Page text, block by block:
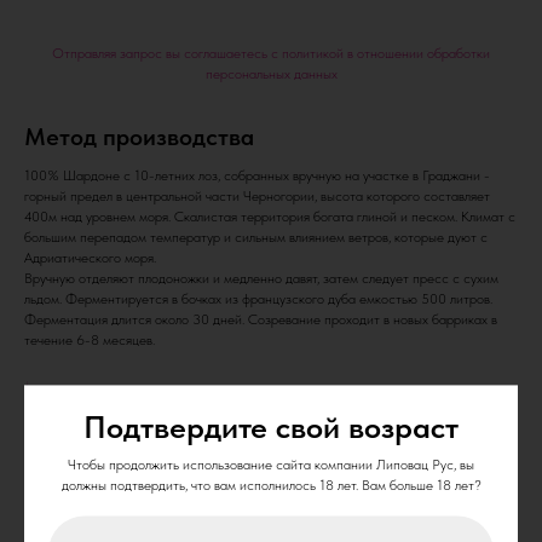
Подтвердите свой возраст
Чтобы продолжить использование сайта компании Липовац Рус, вы
должны подтвердить, что вам исполнилось 18 лет. Вам больше 18 лет?
Отправляя запрос вы соглашаетесь с политикой в отношении обработки
персональных данных
Метод производства
100% Шардоне с 10-летних лоз, собранных вручную на участке в Граджани -
горный предел в центральной части Черногории, высота которого составляет
400м над уровнем моря. Скалистая территория богата глиной и песком. Климат с
большим перепадом температур и сильным влиянием ветров, которые дуют с
Адриатического моря.
Вручную отделяют плодоножки и медленно давят, затем следует пресс с сухим
льдом. Ферментируется в бочках из французского дуба емкостью 500 литров.
Ферментация длится около 30 дней. Созревание проходит в новых барриках в
течение 6-8 месяцев.
Виноград Chardonnay
Сорт Chardonnay – французский сорт, проделавший путь из зарослей